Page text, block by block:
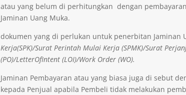
atau yang belum di perhitungkan dengan
Jaminan Uang Muka.
dokumen yang di perlukan untuk penerbitan Jaminan
Kerja(SPK)/Surat Perintah Mulai Kerja (SPMK)/Surat
(PO)/LetterOfIntent (LOI)/Work Order (WO).
Jaminan Pembayaran atau yang biasa juga di sebut
kepada Penjual apabila Pembeli tidak melakukan